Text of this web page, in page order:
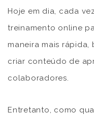
Hoje em dia, cada
treinamento online
maneira mais
criar conteúdo de
colaboradores.
Entretanto, como